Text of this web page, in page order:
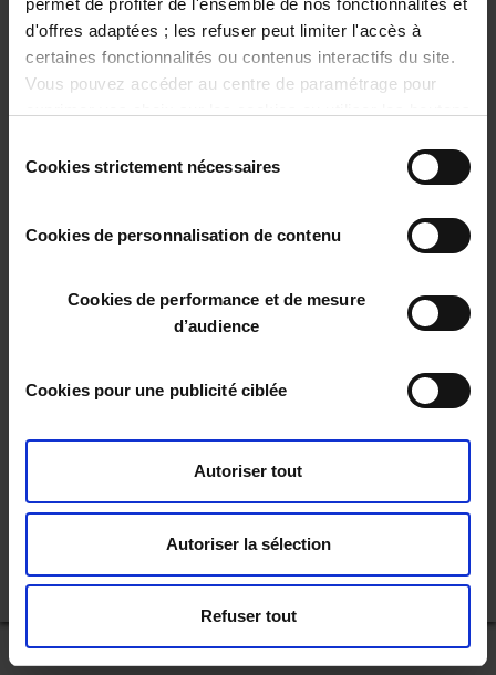
permet de profiter de l'ensemble de nos fonctionnalités et
d'offres adaptées ; les refuser peut limiter l'accès à
certaines fonctionnalités ou contenus interactifs du site.
Vous pouvez accéder au centre de paramétrage pour
valable uniquement sur ce site pour une durée de 6 mois.
Vous pouvez changer d'avis à tout moment en cliquant
sur le bouton "paramétrer les cookies" en bas de chaque
page de notre site.
duCookies strictement nécessaires
Cookies de personnalisation de contenu
Cookies de performance et de mesure
d’audience
Cookies pour une publicité ciblée
Autoriser tout
Autoriser la sélection
Refuser tout
Je paie en ligne en toute sécurité